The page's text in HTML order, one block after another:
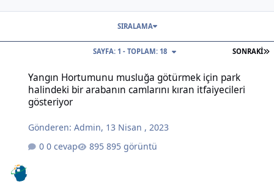
SONRAKI
SAYFA: 1 - TOPLAM: 18
SIRALAMA
Yangın Hortumunu musluğa götürmek için park
halindeki bir arabanın camlarını kıran itfaiyecileri
gösteriyor
Gönderen:Admin, 13 Nisan , 2023
0 cevap
895 görüntü